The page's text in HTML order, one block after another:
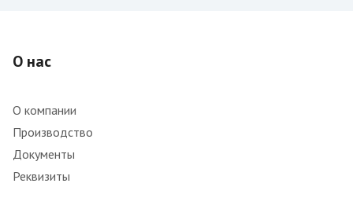
О нас
О компании
Производство
Документы
Реквизиты